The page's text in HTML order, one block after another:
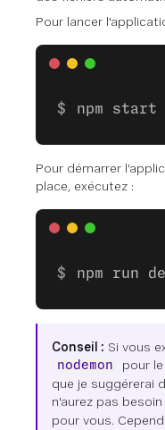
Pour lancer
npm start
Pour démarrer
place, exécutez :
npm run
Conseil : Si vous
nodemon
pour
que je suggérerai
n'aurez pas
pour vous.